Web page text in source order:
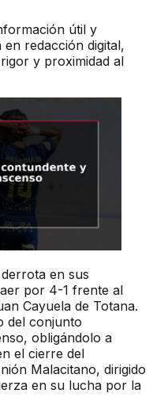
útil y
en redacción digital,
y proximidad al
en sus
por 4-1 frente al
Cayuela de Totana.
del conjunto
obligándolo a
el cierre del
Malacitano, dirigido
en su lucha por la